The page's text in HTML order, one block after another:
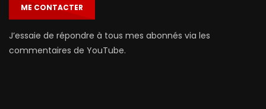
ME CONTACTER
J’essaie de répondre à tous mes abonnés via les
commentaires de YouTube.